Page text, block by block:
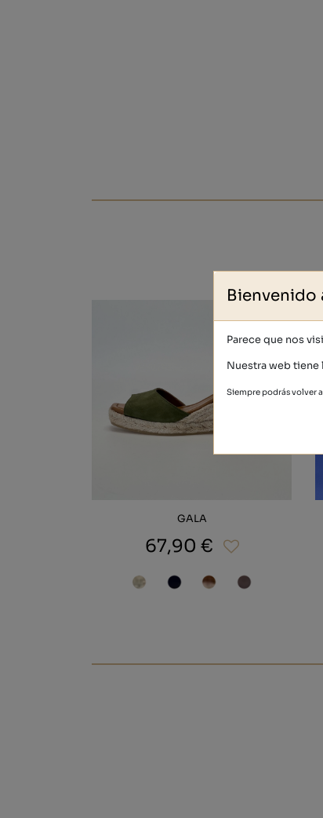
GALA
67,90 €
Bienvenido
Parece que nos
Nuestra web tiene
Siempre podrás volver